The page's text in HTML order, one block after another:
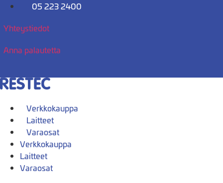
Mene
05 223 2400
Yhteystiedot
Anna palautetta
Verkkokauppa
Laitteet
Varaosat
Verkkokauppa
Laitteet
Varaosat